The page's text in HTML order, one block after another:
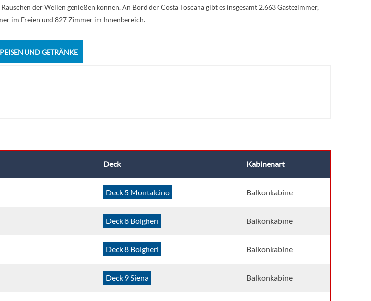
der Wellen genießen können. An Bord der Costa Toscana gibt es insgesamt 2.663 Gästezimmer,
im Freien und 827 Zimmer im Innenbereich.
UND GETRÄNKE
Deck Kabinenart
Deck 5 Montalcino Balkonkabine
Deck 8 Bolgheri Balkonkabine
Deck 8 Bolgheri Balkonkabine
Deck 9 Siena Balkonkabine